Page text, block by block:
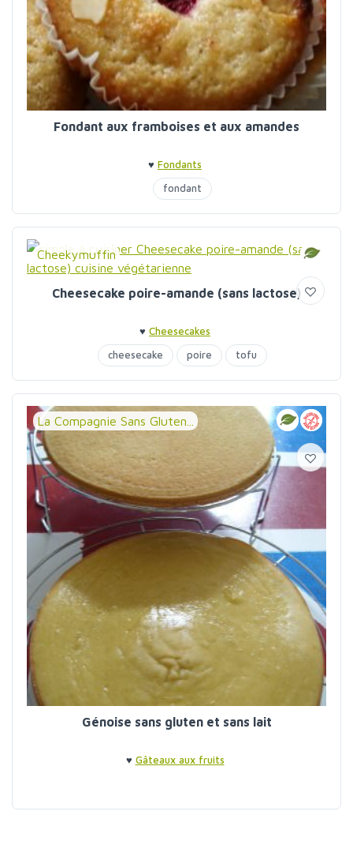
Fondant aux framboises et aux amandes
♥ Fondants
fondant
Cheekymuffin
Cheesecake poire-amande (sans lactose)
♥ Cheesecakes
cheesecake
poire tofu
La Compagnie Sans Gluten...
Génoise sans gluten et sans lait
♥ Gâteaux aux fruits